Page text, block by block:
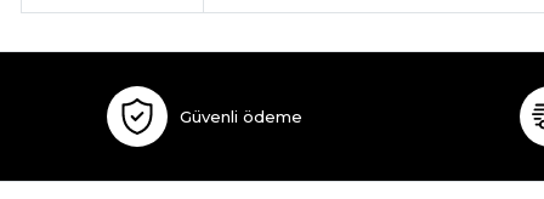
Güvenli ödeme